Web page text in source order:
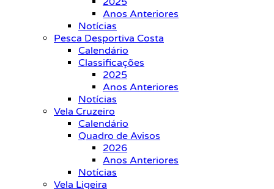
Anos Anteriores
Notícias
Pesca Desportiva Costa
Calendário
Classificações
2025
Anos Anteriores
Notícias
Vela Cruzeiro
Calendário
Quadro de Avisos
2026
Anos Anteriores
Notícias
Vela Ligeira